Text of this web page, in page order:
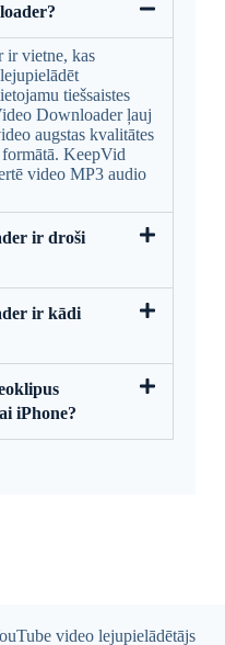
ir vietne, kas
tiešsaistes
Downloader ļauj
augstas kvalitātes
KeepVid
video MP3 audio
ir droši
ir kādi
iPhone?
video lejupielādētājs